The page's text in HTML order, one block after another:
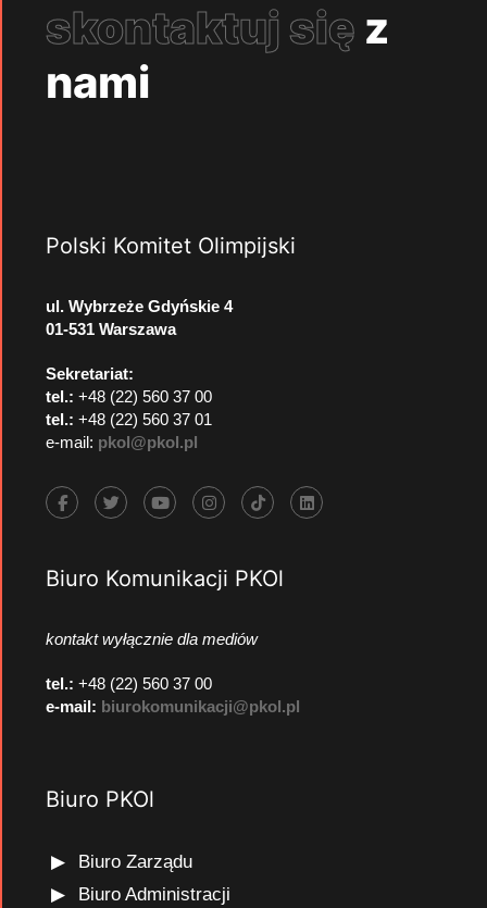
skontaktuj się z
nami
Polski Komitet Olimpijski
ul. Wybrzeże Gdyńskie 4
01-531 Warszawa
Sekretariat:
tel.: +48 (22) 560 37 00
tel.: +48 (22) 560 37 01
e-mail: pkol@pkol.pl
Biuro Komunikacji PKOl
kontakt wyłącznie dla mediów
tel.: +48 (22) 560 37 00
e-mail: biurokomunikacji@pkol.pl
Biuro PKOl
Biuro Zarządu
Biuro Administracji